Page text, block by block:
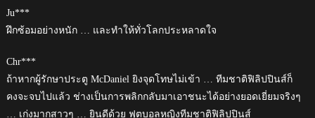
Ju***
ฝึกซ้อมอย่างหนัก … และทำให้ทั่วโลกประหลาดใจ
Chr***
ถ้าหากผู้รักษาประตู McDaniel ยิงจุดโทษไม่เข้า … ทีมชาติฟิลิปปินส์ก็
คงจะจบไปแล้ว ช่างเป็นการพลิกกลับมาเอาชนะได้อย่างยอดเยี่ยมจริงๆ
… เก่งมากสาวๆ … ยินดีด้วย ฟุตบอลหญิงทีมชาติฟิลิปปินส์